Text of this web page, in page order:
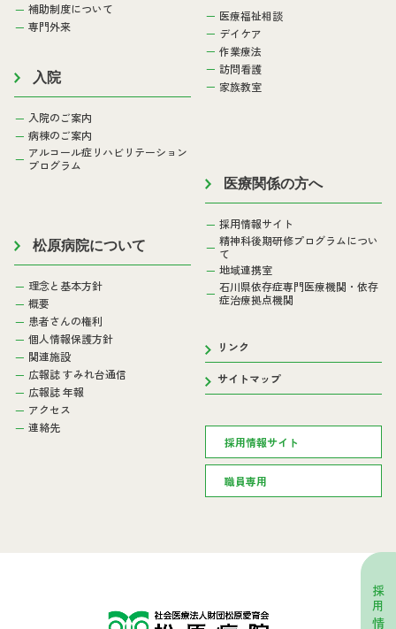
補助制度について
専門外来
入院
入院のご案内
病棟のご案内
アルコール症リハビリテーション
プログラム
医療福祉相談
デイケア
作業療法
訪問看護
家族教室
松原病院について
理念と基本方針
概要
患者さんの権利
個人情報保護方針
関連施設
広報誌 すみれ台通信
広報誌 年報
アクセス
連絡先
医療関係の方へ
採用情報サイト
精神科後期研修プログラムについ
て
地域連携室
石川県依存症専門医療機関・依存
症治療拠点機関
リンク
サイトマップ
採用情報サイト
職員専用